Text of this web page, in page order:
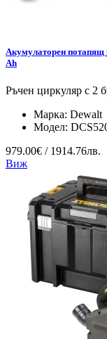
Акумулаторен потапящ
Ah
Ръчен циркуляр с 2
Марка: Dewalt
Модел:
979.00€ / 1914.76лв.
Виж